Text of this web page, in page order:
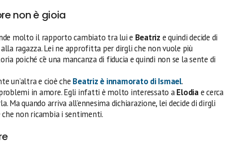
non è gioia
molto il rapporto cambiato tra lui e Beatriz e quindi decide di
ragazza. Lei ne approfitta per dirgli che non vuole più
poiché c’è una mancanza di fiducia e quindi non se la sente di
un’altra e cioè che Beatriz è innamorato diIsmael.
in amore. Egli infatti è molto interessato aElodiae cerca
Ma quando arriva all’ennesima dichiarazione, lei decide di dirgli
non ricambia i sentimenti.